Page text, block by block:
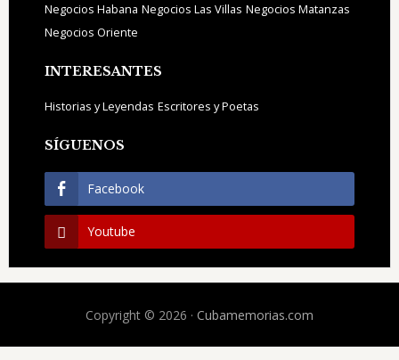
Negocios Habana Negocios Las Villas Negocios Matanzas
Negocios Oriente
INTERESANTES
Historias y Leyendas Escritores y Poetas
SÍGUENOS
Facebook
Youtube
Copyright © 2026 · Cubamemorias.com